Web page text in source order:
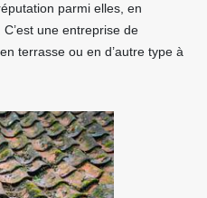
parmi elles, en
une entreprise de
terrasse ou en d’autre type à